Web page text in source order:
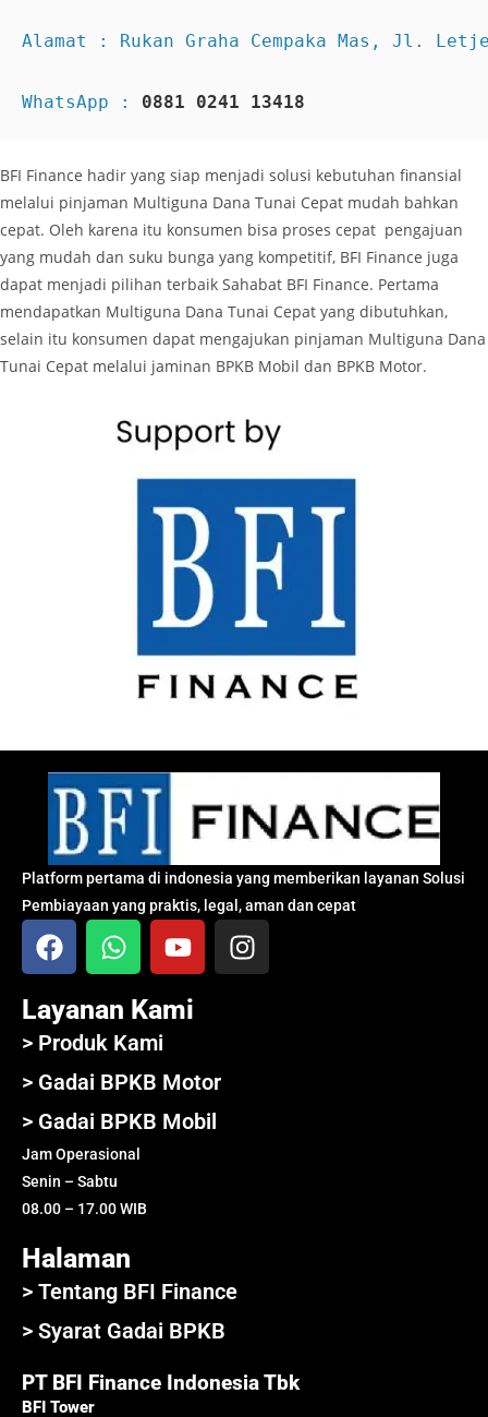
WhatsApp : 0881 0241 13418
BFI Finance hadir yang siap menjadi solusi kebutuhan finansial
melalui pinjaman Multiguna Dana Tunai Cepat mudah bahkan
cepat. Oleh karena itu konsumen bisa proses cepat pengajuan
yang mudah dan suku bunga yang kompetitif, BFI Finance juga
dapat menjadi pilihan terbaik Sahabat BFI Finance. Pertama
mendapatkan Multiguna Dana Tunai Cepat yang dibutuhkan,
selain itu konsumen dapat mengajukan pinjaman Multiguna Dana
Tunai Cepat melalui jaminan BPKB Mobil dan BPKB Motor.
Platform pertama di indonesia yang memberikan layanan Solusi
Pembiayaan yang praktis, legal, aman dan cepat
Layanan Kami
> Produk Kami
> Gadai BPKB Motor
> Gadai BPKB Mobil
Jam Operasional
Senin – Sabtu
08.00 – 17.00 WIB
Halaman
> Tentang BFI Finance
> Syarat Gadai BPKB
PT BFI Finance Indonesia Tbk
BFI Tower